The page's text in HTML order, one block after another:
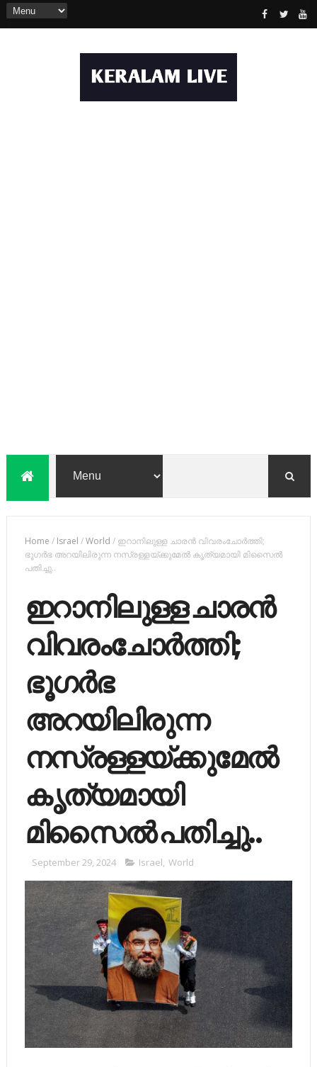
Home / Israel /World / ഇറാനിലുള്ള ചാരന്‍ വിവരംചോര്‍ത്തി;
ഭൂഗര്‍ഭ അറയിലിരുന്ന നസ്രള്ളയ്ക്കുമേല്‍ കൃത്യമായി മിസൈല്‍
പതിച്ചു..
ഇറാനിലുള്ള ചാരന്‍
വിവരംചോര്‍ത്തി;
ഭൂഗര്‍ഭ
അറയിലിരുന്ന
നസ്രള്ളയ്ക്കുമേല്‍
കൃത്യമായി
മിസൈല്‍ പതിച്ചു..
September 29, 2024 Israel, World